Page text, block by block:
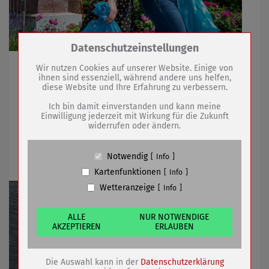
Einsatz für saubere Umwelt und schönes Stadtbild
06.05.2022 mehr
Wochenmarkt in Sömmerda am
Zum Betrieb der Seite notwendige Cookies /
Name
PHP Session Cookie
Anbieter
Eigentümer dieser Website (Wenko-
Wenselaar GmbH & Co. KG)
Absicherung Kontaktformular / SPAM
Cookiespeicherung Entscheidungscookie
Anbieter
Eigentümer dieser Website (Wenko-
Wenselaar GmbH & Co. KG)
Zweck
Speichert die Einstellungen der Besucher
bezüglich der Speicherung von Cookies.
Cookie Name
dywc
Cookie Laufzeit
1 Jahr
Datenschutzeinstellungen
Wir nutzen Cookies auf unserer Website. Einige von
ihnen sind essenziell, während andere uns helfen,
diese Website und Ihre Erfahrung zu verbessern.
Ich bin damit einverstanden und kann meine
Einwilligung jederzeit mit Wirkung für die Zukunft
widerrufen oder ändern.
Notwendig Info
Kartenfunktionen Info
Wetteranzeige Info
ALLE
AKZEPTIEREN
NUR NOTWENDIGE
ERLAUBEN
Die Auswahl kann in der Datenschutzerklärung